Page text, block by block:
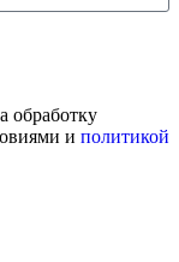
обработку
и политикой